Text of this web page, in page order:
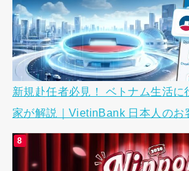
新規赴任者必見！ ベトナム生活に
家が解説｜VietinBank 日本人のお